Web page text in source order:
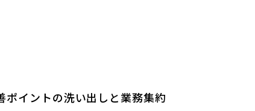
ポイントの洗い出しと業務集約